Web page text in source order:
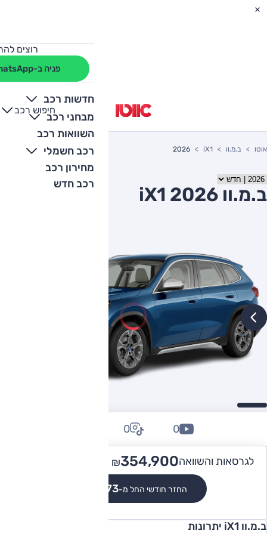
רוצים
פניה ב-WhatsApp
חדשות רכב
מבחני רכב
השוואות רכב
רכב חשמלי
מחירון רכב
רכב חדש
חיפוש רכב
+
-
אוטו ב.מ.וו iX1
2026
ב.מ.וו iX1 2026
לגרסאות והשוואה ₪354,900 -
החזר חודשי החל מ-₪3,273
0
0
ב.מ.וו iX1 יתרונות